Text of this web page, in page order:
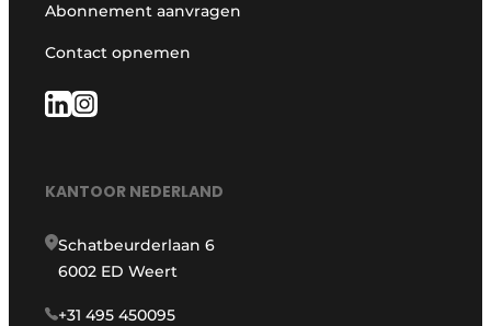
Abonnement aanvragen
Contact opnemen
KANTOOR NEDERLAND
Schatbeurderlaan 6
6002 ED Weert
+31 495 450095